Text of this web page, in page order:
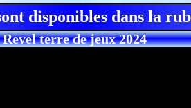
disponibles dans la
Revel terre de jeux 2024